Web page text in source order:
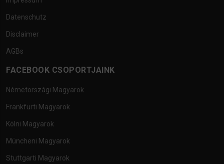
Datenschutz
Disclaimer
AGBs
FACEBOOK CSOPORTJAINK
Németországi Magyarok
Frankfurti Magyarok
Kölni Magyarok
Müncheni Magyarok
Stuttgarti Magyarok